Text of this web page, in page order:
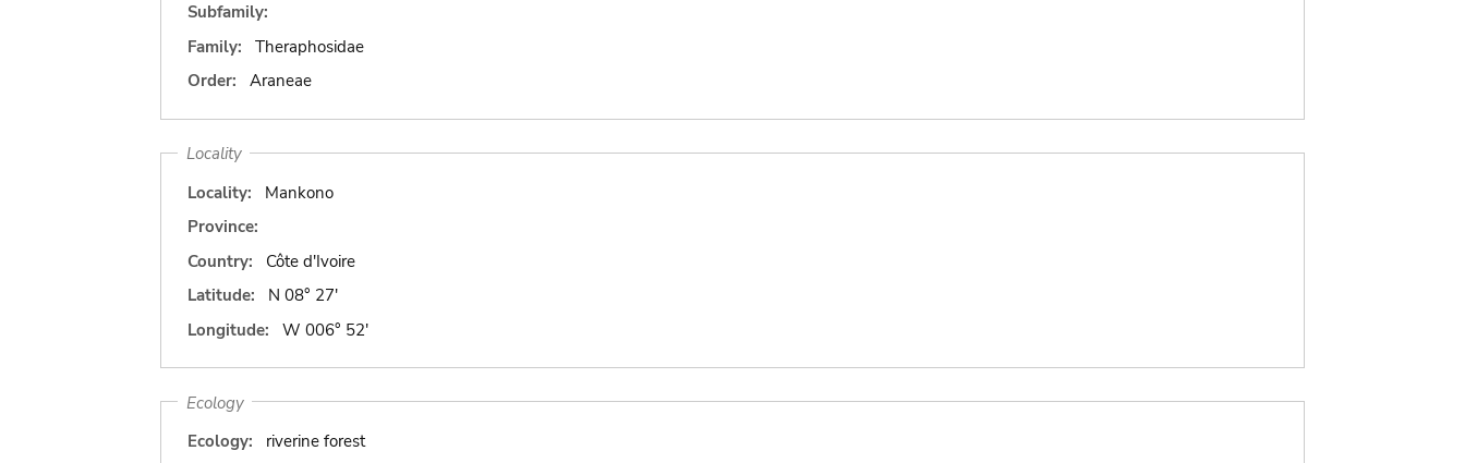
Subfamily:
Family:
Theraphosidae
Order:
Araneae
Locality
Locality:
Mankono
Province:
Country:
Côte d'Ivoire
Latitude:
N 08° 27'
Longitude:
W 006° 52'
Ecology
Ecology:
riverine forest